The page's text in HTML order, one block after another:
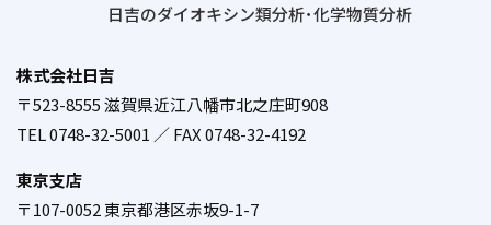
日吉のダイオキシン類分析･化学物質分析
株式会社日吉
〒523-8555 滋賀県近江八幡市北之庄町908
／
TEL 0748-32-5001 ／ FAX 0748-32-4192
東京支店
〒107-0052 東京都港区赤坂9-1-7